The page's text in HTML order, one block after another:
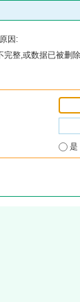
因:
完整,或数据已被删